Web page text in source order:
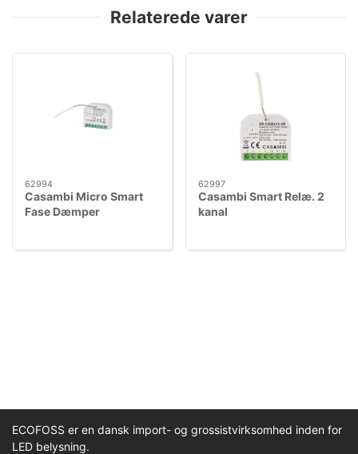
Relaterede varer
62994
Casambi Micro Smart
Fase Dæmper
62997
Casambi Smart Relæ. 2
kanal
ECOFOSS er en dansk import- og grossistvirksomhed inden for
LED belysning.